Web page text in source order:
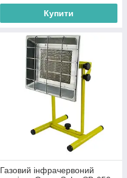
Купити
Газовий інфрачервоний